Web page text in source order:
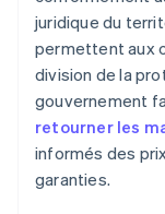
juridique du
permettent aux
division de la
gouvernement
retourner les
informés des
garanties.